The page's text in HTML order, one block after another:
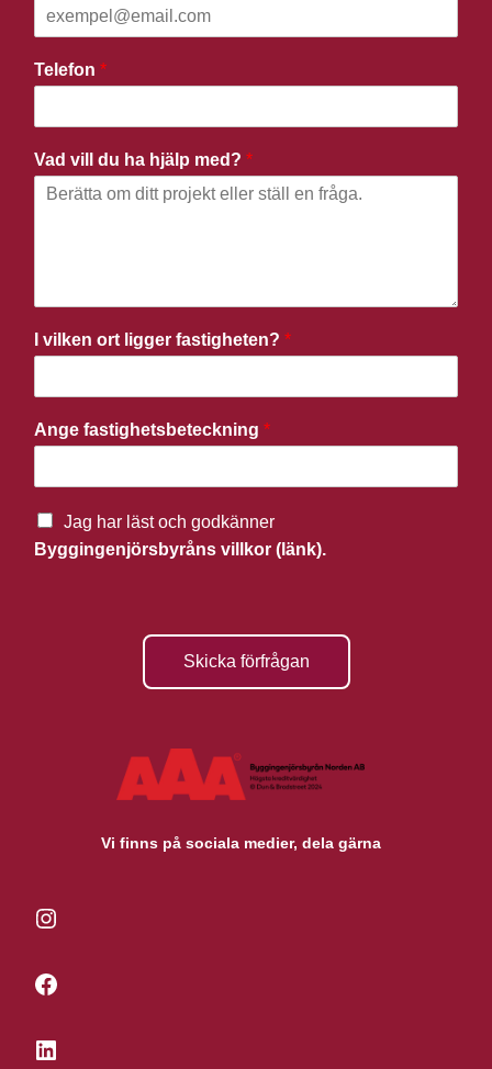
Telefon *
Vad vill du ha hjälp med? *
I vilken ort ligger fastigheten? *
Ange fastighetsbeteckning *
Jag har läst och godkänner
Byggingenjörsbyråns villkor (länk).
Skicka förfrågan
Vi finns på sociala medier, dela gärna
Instagram
Facebook
LinkedIn